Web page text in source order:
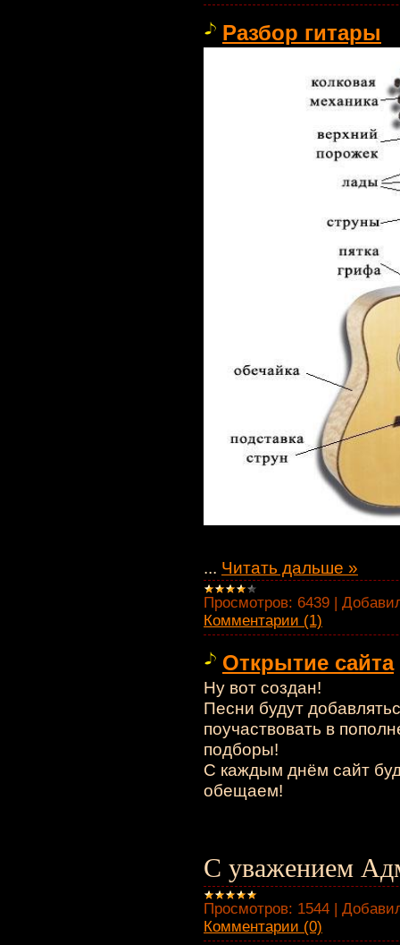
Разбор гитары
... Читать дальше »
Просмотров: 6439 |
Комментарии (1)
Открытие сайта
Ну вот создан!
Песни будут
поучаствовать в
подборы!
С каждым днём сайт
обещаем!
С уважением
Просмотров: 1544 |
Комментарии (0)